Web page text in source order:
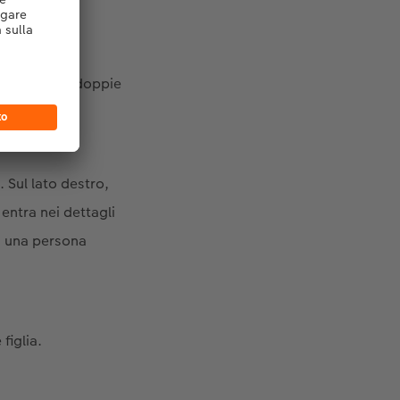
delle doppie
Sul lato destro,
nei dettagli
persona
figlia.